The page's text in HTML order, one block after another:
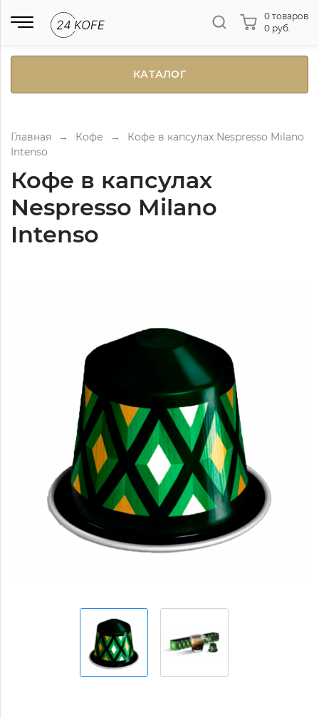
0 товаров
0 руб.
КАТАЛОГ
Главная → Кофе →
Кофе в капсулах Nespresso Milano
Intenso
Кофе в капсулах
Nespresso Milano
Intenso